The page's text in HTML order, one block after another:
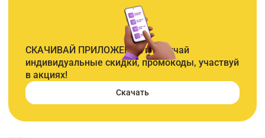
СКАЧИВАЙ ПРИЛОЖЕНИЕ и получай
индивидуальные скидки, промокоды, участвуй
в акциях!
Скачать